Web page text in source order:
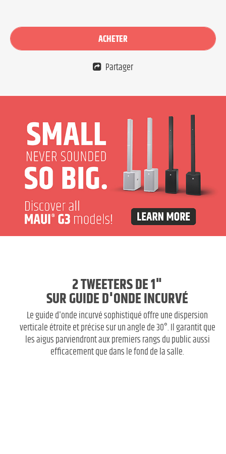
ACHETER
Partager
2 TWEETERS DE 1"
SUR GUIDE D'ONDE INCURVÉ
Le guide d'onde incurvé sophistiqué offre une dispersion
verticale étroite et précise sur un angle de 30°. Il garantit que
les aigus parviendront aux premiers rangs du public aussi
efficacement que dans le fond de la salle.